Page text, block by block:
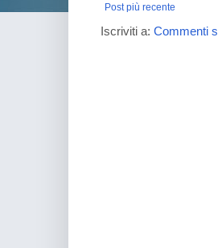
Post più recente
Iscriviti a: Commenti